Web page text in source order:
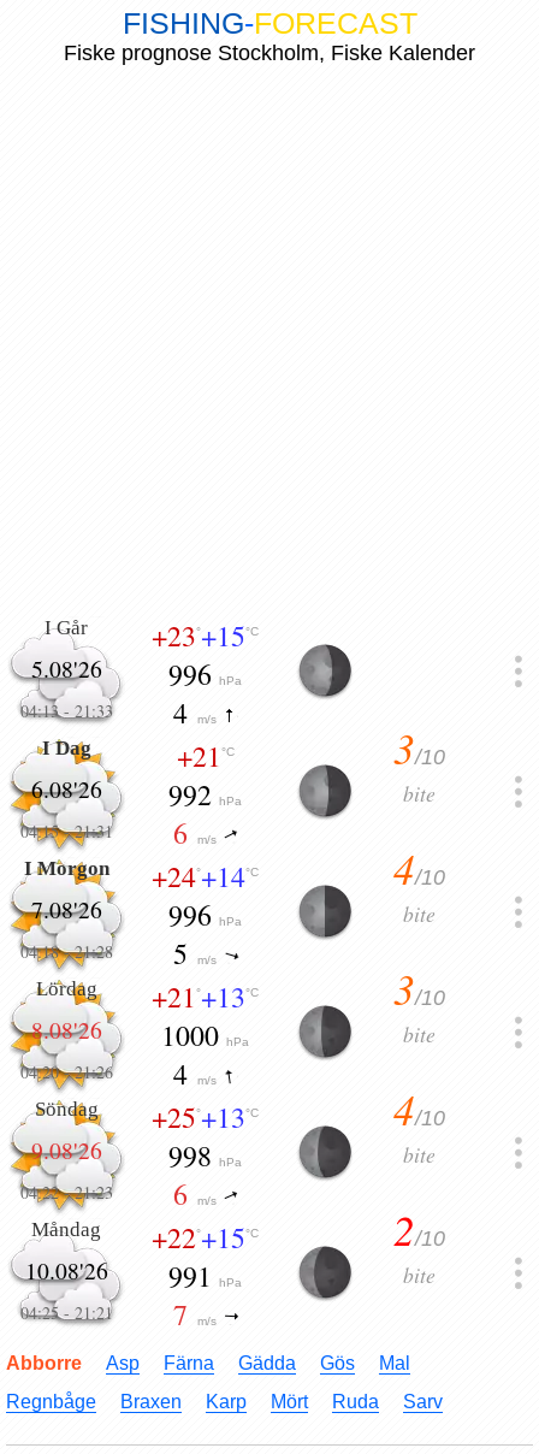
FISHING-FORECAST
Fiske prognose Stockholm, Fiske Kalender
I Går
5.08'26
04:13- 21:33
+23°+15°C
996hPa
4 m/s
I Dag
6.08'26
04:15-21:31
+21°C
992hPa
6 m/s
3/10
bite
I Morgon
7.08'26
04:18-21:28
+24°+14°C
996hPa
5 m/s
4/10
bite
Lördag
8.08'26
04:20-21:26
+21°+13°C
1000hPa
4 m/s
3/10
bite
Söndag
9.08'26
04:22-21:23
+25°+13°C
998hPa
6 m/s
4/10
bite
Måndag
10.08'26
04:25- 21:21
+22°+15°C
991hPa
7 m/s
2/10
bite
Abborre Asp Färna Gädda Gös
Mal
Regnbåge
Braxen Karp Mört Ruda Sarv